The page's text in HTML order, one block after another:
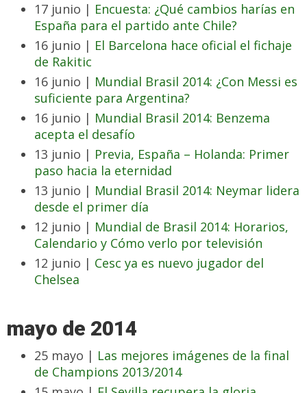
17 junio | Encuesta: ¿Qué cambios harías en
España para el partido ante Chile?
16 junio | El Barcelona hace oficial el fichaje
de Rakitic
16 junio | Mundial Brasil 2014: ¿Con Messi es
suficiente para Argentina?
16 junio | Mundial Brasil 2014: Benzema
acepta el desafío
13 junio | Previa, España – Holanda: Primer
paso hacia la eternidad
13 junio | Mundial Brasil 2014: Neymar lidera
desde el primer día
12 junio | Mundial de Brasil 2014: Horarios,
Calendario y Cómo verlo por televisión
12 junio | Cesc ya es nuevo jugador del
Chelsea
mayo de 2014
25 mayo | Las mejores imágenes de la final
de Champions 2013/2014